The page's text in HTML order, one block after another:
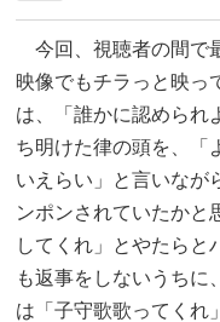
今回、視聴者の間で
映像でもチラっと映っ
は、「誰かに認められ
ち明けた律の頭を、「
いえらい」と言いなが
ンポンされていたかと
してくれ」とやたらと
も返事をしないうちに
は「子守歌歌ってくれ